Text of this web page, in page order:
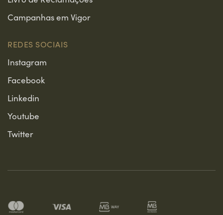
Campanhas em Vigor
REDES SOCIAIS
Instagram
Facebook
Linkedin
Youtube
Twitter